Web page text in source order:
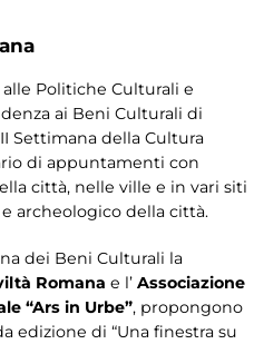
alle Politiche Culturali e
ai Beni Culturali di
Settimana della Cultura
di appuntamenti con
città, nelle ville e in vari siti
archeologico della città.
dei Beni Culturali la
Romana e l’ Associazione
“Ars in Urbe”, propongono
edizione di “Una finestra su